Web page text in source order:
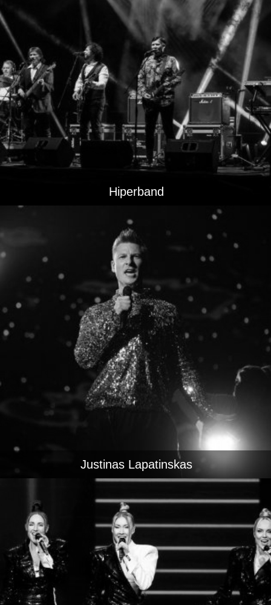
Hiperband
Justinas Lapatinskas